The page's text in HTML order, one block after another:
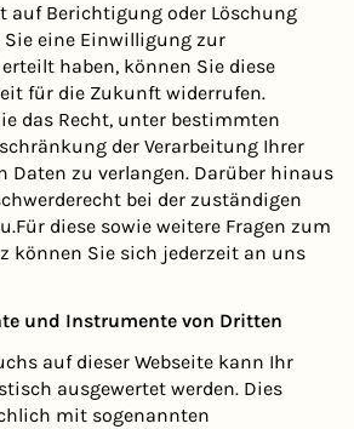
auf Berichtigung oder Löschung
Sie eine Einwilligung zur
haben, können Sie diese
für die Zukunft widerrufen.
das Recht, unter bestimmten
der Verarbeitung Ihrer
Daten zu verlangen. Darüber hinaus
bei der zuständigen
diese sowie weitere Fragen zum
können Sie sich jederzeit an uns
und Instrumente von Dritten
auf dieser Webseite kann Ihr
ausgewertet werden. Dies
mit sogenannten